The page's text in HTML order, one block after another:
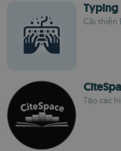
Typing
Cải thiện
Tạo các